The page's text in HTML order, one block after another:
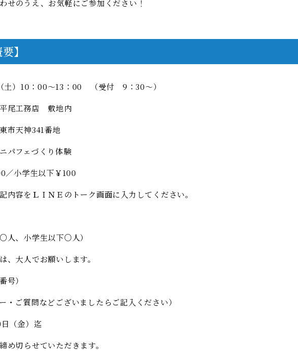
せのうえ、お気軽にご参加ください！
】
土） 10 ： 00～13 ： 00 （受付 9 ：30～）
尾工務店 敷地内
市天神341番地
フェづくり体験
／小学生以下￥100
内容をＬＩＮＥのトーク画面に入力してください。
、小学生以下○人）
大人でお願いします。
号）
ご質問などございましたらご記入ください）
日（金）迄
切らせていただきます。